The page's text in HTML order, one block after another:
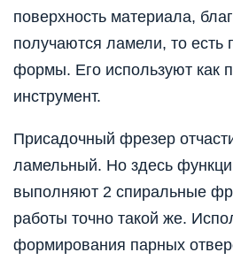
поверхность материала,
получаются ламели, то есть
формы. Его используют как
инструмент.
Присадочный фрезер
ламельный. Но здесь
выполняют 2 спиральные
работы точно такой же.
формирования парных